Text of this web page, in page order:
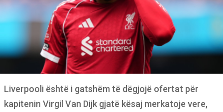
Liverpooli është i gatshëm të dëgjojë ofertat për
kapitenin Virgil Van Dijk gjatë kësaj merkatoje vere,